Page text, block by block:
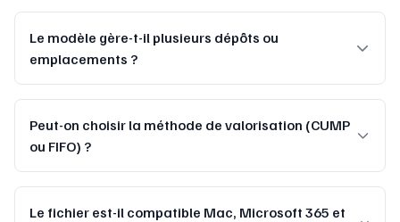
Le modèle gère-t-il plusieurs dépôts ou
emplacements ?
Peut-on choisir la méthode de valorisation (CUMP
ou FIFO) ?
Le fichier est-il compatible Mac, Microsoft 365 et